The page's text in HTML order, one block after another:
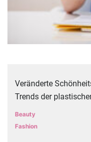
Veränderte
Trends der
Beauty
Fashion